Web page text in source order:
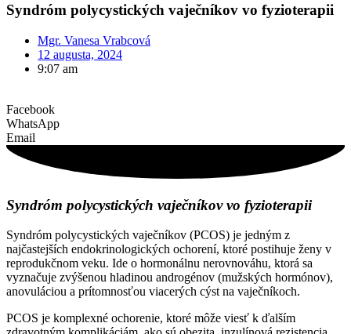
Syndróm polycystických vaječníkov vo fyzioterapii
Mgr. Vanesa Vrabcová
12 augusta, 2024
9:07 am
Facebook
WhatsApp
Email
Syndróm polycystických vaječníkov vo fyzioterapii
Syndróm polycystických vaječníkov (PCOS) je jedným z
najčastejších endokrinologických ochorení, ktoré postihuje ženy v
reprodukčnom veku. Ide o hormonálnu nerovnováhu, ktorá sa
vyznačuje zvýšenou hladinou androgénov (mužských hormónov),
anovuláciou a prítomnosťou viacerých cýst na vaječníkoch.
PCOS je komplexné ochorenie, ktoré môže viesť k ďalším